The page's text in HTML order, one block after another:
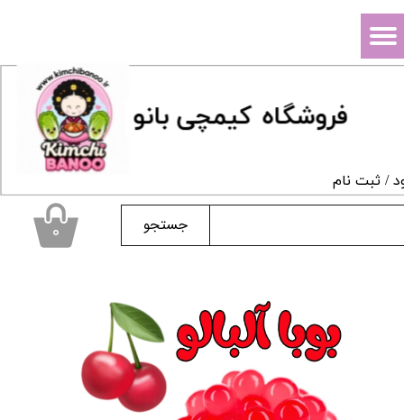
فروشگاه کیمچی بانو
جستجو
/ ثبت نام
حساب کاربری من
سفارشات
۰